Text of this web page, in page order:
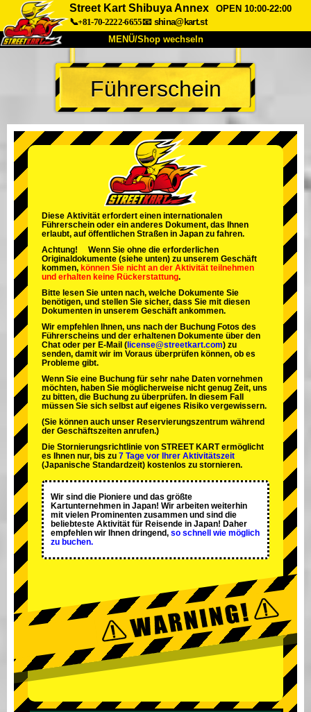
Street Kart Shibuya Annex
OPEN 10:00-22:00
📞+81-70-2222-6655📧 shina@kart.st
MENÜ/Shop wechseln
START
Über uns Spezifikationen Preise
Unternehmen Buchung
Shop wechseln
Tokio Shinagawa
Tokio Akihabara#2
Tokio Shibuya Annex Tokio Bucht
Tokio Asakusa Osaka
Okinawa
Führerschein
Diese Aktivität erfordert einen internationalen
Führerschein oder ein anderes Dokument, das Ihnen
erlaubt, auf öffentlichen Straßen in Japan zu fahren.
Achtung! Wenn Sie ohne die erforderlichen
Originaldokumente (siehe unten) zu unserem Geschäft
kommen, können Sie nicht an der Aktivität teilnehmen
und erhalten keine Rückerstattung.
Bitte lesen Sie unten nach, welche Dokumente Sie
benötigen, und stellen Sie sicher, dass Sie mit diesen
Dokumenten in unserem Geschäft ankommen.
Wir empfehlen Ihnen, uns nach der Buchung Fotos des
Führerscheins und der erhaltenen Dokumente über den
Chat oder per E-Mail ( license@streetkart.com) zu
senden, damit wir im Voraus überprüfen können, ob es
Probleme gibt.
Wenn Sie eine Buchung für sehr nahe Daten vornehmen
möchten, haben Sie möglicherweise nicht genug Zeit, uns
zu bitten, die Buchung zu überprüfen. In diesem Fall
müssen Sie sich selbst auf eigenes Risiko vergewissern.
(Sie können auch unser Reservierungszentrum während
der Geschäftszeiten anrufen.)
Die Stornierungsrichtlinie von STREET KART ermöglicht
es Ihnen nur, bis zu 7 Tage vor Ihrer Aktivitätszeit
(Japanische Standardzeit) kostenlos zu stornieren.
Wir sind die Pioniere und das größte
Kartunternehmen in Japan! Wir arbeiten weiterhin
mit vielen Prominenten zusammen und sind die
beliebteste Aktivität für Reisende in Japan! Daher
empfehlen wir Ihnen dringend, so schnell wie möglich
zu buchen.